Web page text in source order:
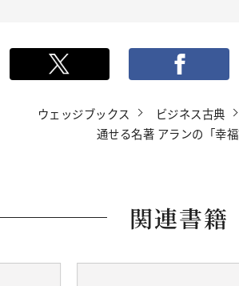
ポ
ウェッジブックス ビジネス古典
通せる名著 アランの「幸福
関連書籍